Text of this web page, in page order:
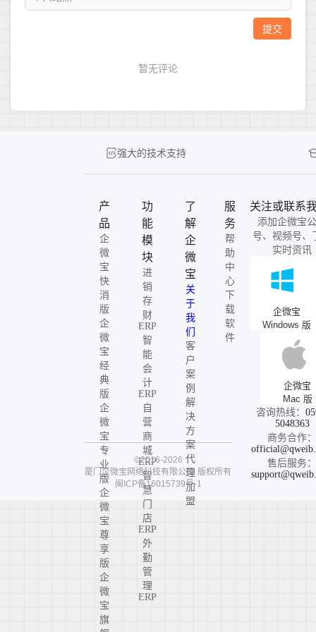
强大的技术支持
产
品
企
微
宝
快
消
版
企
微
宝
经
典
版
企
微
宝
专
业
版
企
微
宝
尊
享
版
企
微
宝
旗
功
能
模
块
进
销
存
财
ERP
智
能
会
计
ERP
自
营
商
城
ERP
智
慧
门
店
ERP
外
勤
管
理
ERP
了
解
企
微
宝
关
于
我
们
客
户
案
例
解
决
方
案
代
理
加
盟
服
务
帮
助
中
心
下
载
软
件
关注或联系
添加企微宝
号、视频号、
实时资讯
企微宝
Windows 版
企微宝
Mac 版
咨询热线：
5048363
商务合作：
售后服务：
©2016-2026
厦门企微宝网络科技有限公司 版权所有
闽ICP备16015739号-1